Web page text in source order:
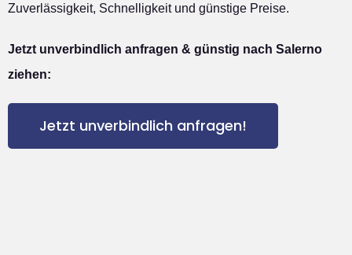
Zuverlässigkeit, Schnelligkeit und günstige Preise.
Jetzt unverbindlich anfragen & günstig nach Salerno
ziehen:
Jetzt unverbindlich anfragen!